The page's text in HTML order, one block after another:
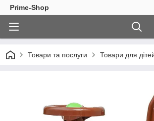
Prime-Shop
Товари та послуги Товари для